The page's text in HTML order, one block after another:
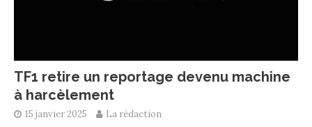
TF1 retire un reportage devenu machine
à harcèlement
15 janvier 2025 La rédaction